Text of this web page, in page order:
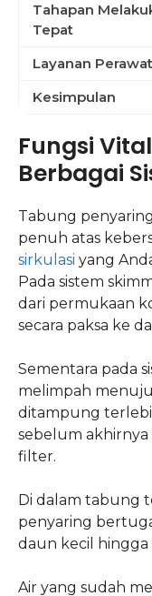
Tahapan
Tepat
Layanan
Kesimpulan
Fungsi
Berbagai
Tabung
penuh atas
sirkulasi yang
Pada sistem
dari permukaan
secara paksa ke
Sementara pada
melimpah
ditampung
sebelum
filter.
Di dalam tabung
penyaring
daun kecil
Air yang sudah